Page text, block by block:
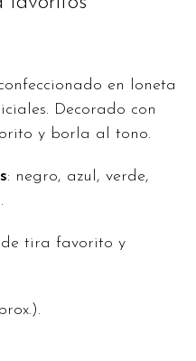
en loneta
Decorado con
y borla al tono.
: negro, azul, verde,
tira favorito y